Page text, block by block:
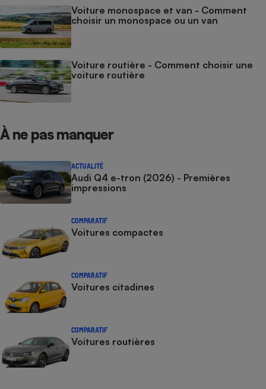
Voiture monospace et van - Comment
choisir un monospace ou un van
Voiture routière - Comment choisir une
voiture routière
À ne pas manquer
ACTUALITÉ
Audi Q4 e-tron (2026) - Premières
impressions
COMPARATIF
Voitures compactes
COMPARATIF
Voitures citadines
COMPARATIF
Voitures routières